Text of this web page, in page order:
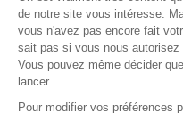
les paysages d’Irlande ou
Les randonnées aux
une nature encore très
des vallées volcaniques,